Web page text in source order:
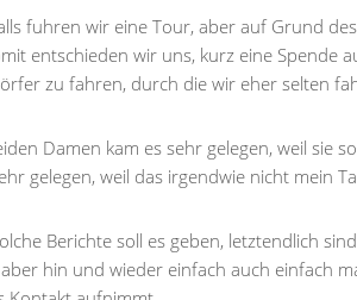
fuhren wir eine Tour, aber auf Grund
entschieden wir uns, kurz eine Spende
zu fahren, durch die wir eher selten
Damen kam es sehr gelegen, weil sie
gelegen, weil das irgendwie nicht mein
Berichte soll es geben, letztendlich
hin und wieder einfach auch einfach